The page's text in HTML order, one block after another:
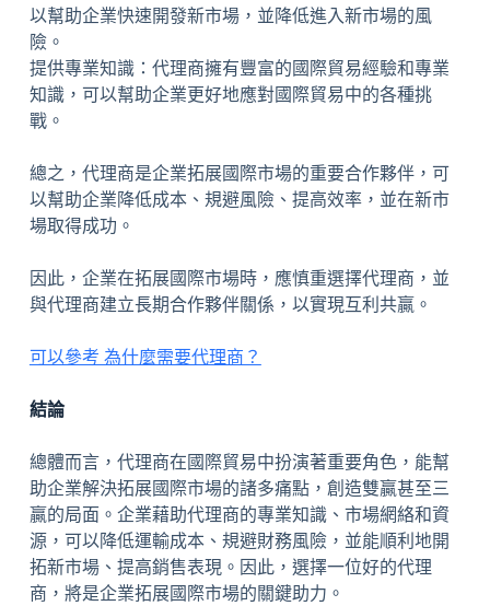
以幫助企業快速開發新市場，並降低進入新市場的風
險。
提供專業知識：代理商擁有豐富的國際貿易經驗和專業
知識，可以幫助企業更好地應對國際貿易中的各種挑
戰。
總之，代理商是企業拓展國際市場的重要合作夥伴，可
以幫助企業降低成本、規避風險、提高效率，並在新市
場取得成功。
因此，企業在拓展國際市場時，應慎重選擇代理商，並
與代理商建立長期合作夥伴關係，以實現互利共贏。
可以參考 為什麼需要代理商？
結論
總體而言，代理商在國際貿易中扮演著重要角色，能幫
助企業解決拓展國際市場的諸多痛點，創造雙贏甚至三
贏的局面。企業藉助代理商的專業知識、市場網絡和資
源，可以降低運輸成本、規避財務風險，並能順利地開
拓新市場、提高銷售表現。因此，選擇一位好的代理
商，將是企業拓展國際市場的關鍵助力。